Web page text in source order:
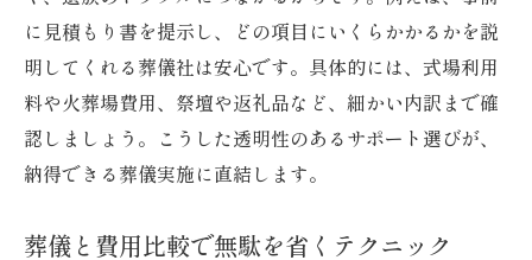
に見積もり書を提示し、どの項目にいくらかかるかを説
明してくれる葬儀社は安心です。具体的には、式場利用
料や火葬場費用、祭壇や返礼品など、細かい内訳まで確
認しましょう。こうした透明性のあるサポート選びが、
納得できる葬儀実施に直結します。
葬儀と費用比較で無駄を省くテクニック